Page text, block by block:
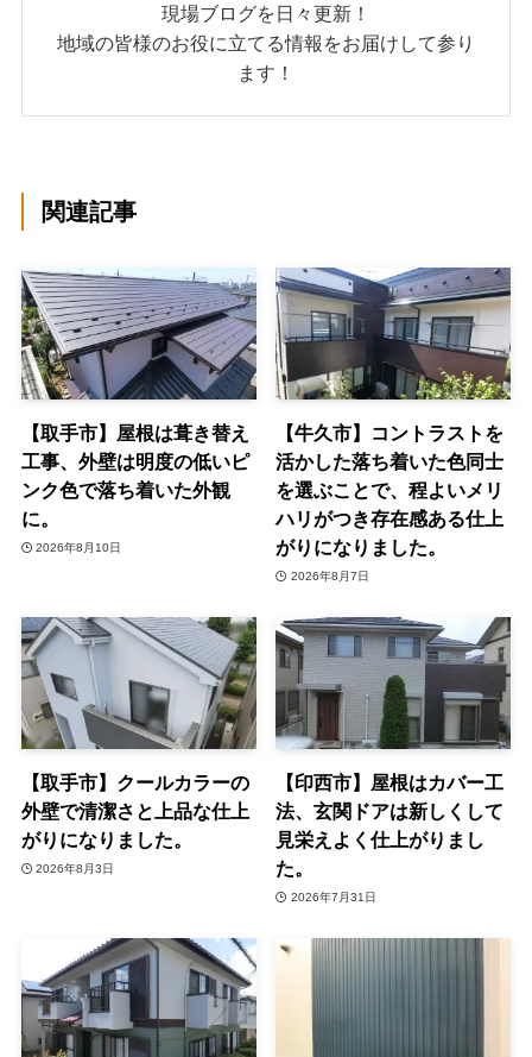
現場ブログを日々更新！
地域の皆様のお役に立てる情報をお届けして参り
ます！
関連記事
【取手市】屋根は葺き替え
工事、外壁は明度の低いピ
ンク色で落ち着いた外観
に。
2026年8月10日
【牛久市】コントラストを
活かした落ち着いた色同士
を選ぶことで、程よいメリ
ハリがつき存在感ある仕上
がりになりました。
2026年8月7日
【取手市】クールカラーの
外壁で清潔さと上品な仕上
がりになりました。
2026年8月3日
【印西市】屋根はカバー工
法、玄関ドアは新しくして
見栄えよく仕上がりまし
た。
2026年7月31日